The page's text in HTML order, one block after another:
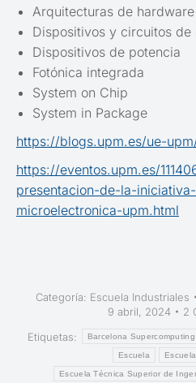
Arquitecturas de
Dispositivos y circuitos de
Dispositivos de potencia
Fotónica integrada
System on Chip
System in Package
https://blogs.upm.es/ue-
https://eventos.upm.es/
presentacion-de-la-
microelectronica-upm.html
Categoría: Escuela Industriales
9 abril, 2024
2
Etiquetas:
Barcelona
Escuela
Escuela Técnica Superior de